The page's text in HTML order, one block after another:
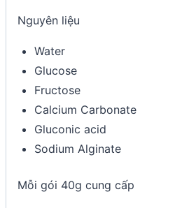
Nguyên liệu
Water
Glucose
Fructose
Calcium Carbonate
Gluconic acid
Sodium Alginate
Mỗi gói 40g cung cấp